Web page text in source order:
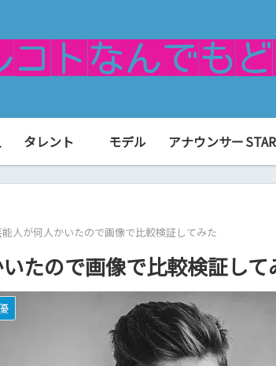
タレント モデル アナウンサー
人が何人かいたので画像で比較検証してみた
たので画像で比較検証して